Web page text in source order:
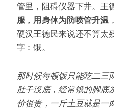
管里，阻碍仪器下井。王
服，用身体为防喷管升温
硬汉王德民来说还不算太
字：饿。
那时候每顿饭只能吃二三
肚子没底，经常饿的脚
价很贵，一斤土豆就是一